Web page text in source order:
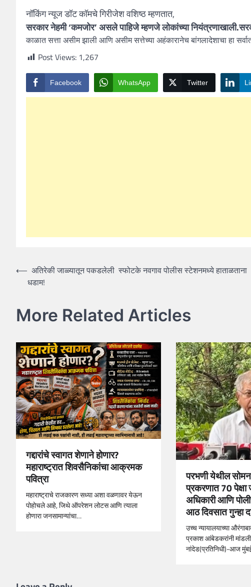
नॉकिंग न्यूज डॉट कॉमचे गिरीजेश वशिष्ठ म्हणतात,
सरकार नेहमी ‘कमजोर’ असले पाहिजे म्हणजे लोकांच्या
काळात सत्ता असीम झाली आणि असीम सत्तेच्या अहंकारानेच बांगलादेशाचा हा
Post Views: 1,267
Facebook WhatsApp Twitter
Post
navigation
⟵ अतिरेकी जाळ्यातून पकडलेली स्फोटके नवगाव पोलीस स्टेशनमध्ये हाताळताना
धडाम!
More Related Articles
गद्दारांचे स्वागत शेणाने होणार?
महाराष्ट्रात शिवसैनिकांचा आक्रमक
पवित्रा
महाराष्ट्राचे राजकारण सध्या अशा वळणावर येऊन
पोहोचले आहे, जिथे ऑपरेशन लोटस आणि त्याला
होणारा जनसामान्यांचा…
परभणी येथील
प्रकरणात 70 पेक्षा
अधिकारी आणि
आठ दिवसात गुन्हा
उच्च न्यायालयाच्या
प्रकाश आंबेडकरांनी मांडली
नांदेड(प्रतिनिधी)-आज